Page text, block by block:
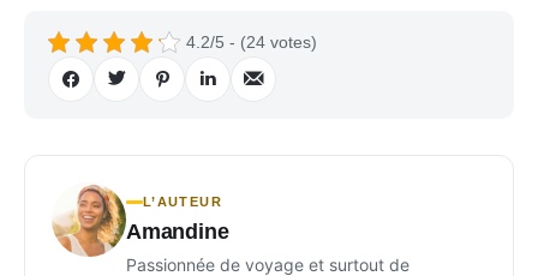
4.2/5 - (24 votes)
L’AUTEUR
Amandine
Passionnée de voyage et surtout de